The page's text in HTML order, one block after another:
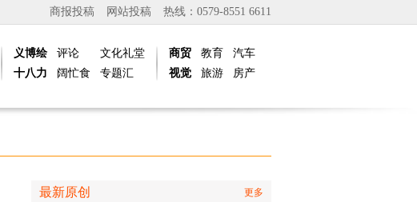
热线：0579-8551 6611
网站投稿
商报投稿
义博绘
十八力
评论
阔忙食
文化礼堂
专题汇
商贸
视觉
教育
旅游
汽车
房产
最新原创 更多